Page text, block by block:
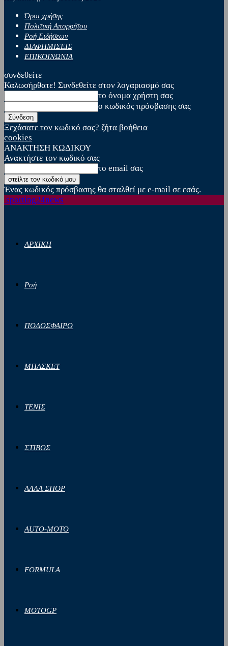
Όροι χρήσης
Πολιτική Απορρήτου
Ροή Ειδήσεων
ΔΙΑΦΗΜΙΣΕΙΣ
ΕΠΙΚΟΙΝΩΝΙΑ
συνδεθείτε
Καλωσήρθατε! Συνδεθείτε στον λογαριασμό σας
το όνομα χρήστη σας
ο κωδικός πρόσβασης σας
Ξεχάσατε τον κωδικό σας? ζήτα βοήθεια
cookies
ΑΝΑΚΤΗΣΗ ΚΩΔΙΚΟΥ
Ανακτήστε τον κωδικό σας
το email σας
Ένας κωδικός πρόσβασης θα σταλθεί με e-mail σε εσάς.
sporting24news
ΑΡΧΙΚΗ
Ροή
ΠΟΔΟΣΦΑΙΡΟ
ΜΠΑΣΚΕΤ
ΤΕΝΙΣ
ΣΤΙΒΟΣ
ΑΛΛΑ ΣΠΟΡ
AUTO-MOTO
FORMULA
MOTOGP